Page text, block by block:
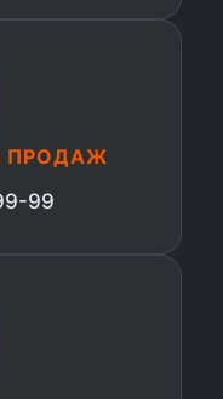
ПРОДАЖ
99